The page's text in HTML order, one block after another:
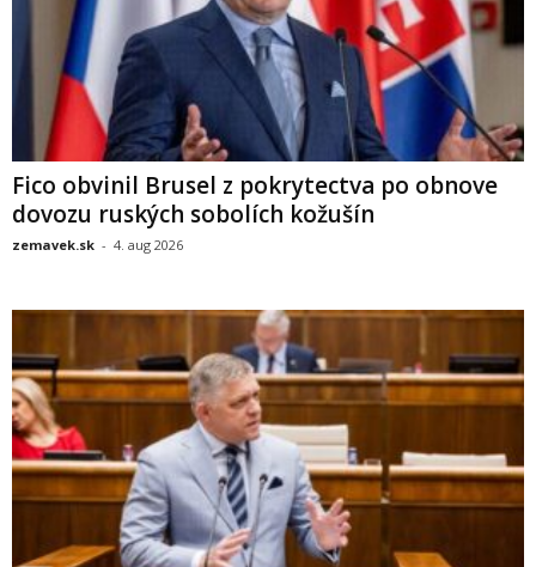
Fico obvinil Brusel z pokrytectva po obnove
dovozu ruských sobolích kožušín
zemavek.sk - 4. aug 2026